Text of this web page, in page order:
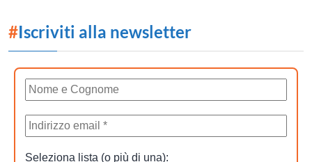
#Iscriviti alla newsletter